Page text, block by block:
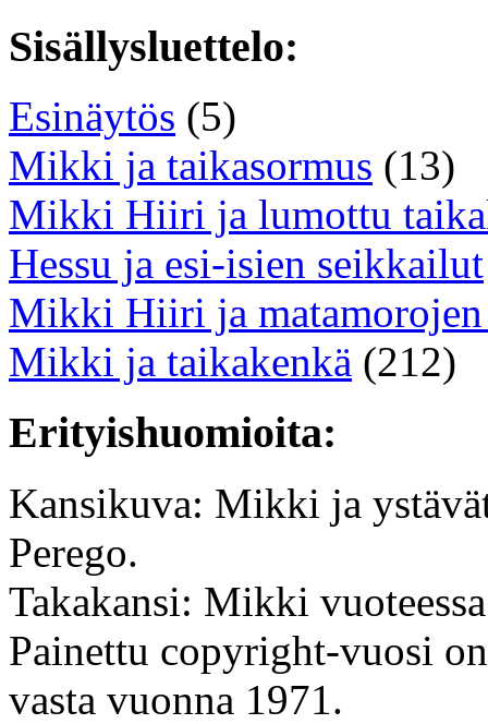
Sisällysluettelo:
Esinäytös (5)
Mikki ja taikasormus (13)
Mikki Hiiri ja lumottu
Hessu ja esi-isien seikkailut
Mikki Hiiri ja
Mikki ja taikakenkä (212)
Erityishuomioita:
Kansikuva: Mikki ja
Perego.
Takakansi: Mikki
Painettu copyright-vuosi
vasta vuonna 1971.